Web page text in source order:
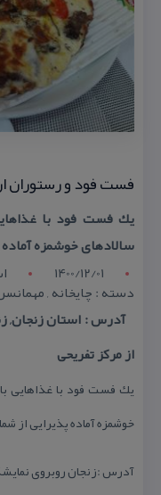
فست فود و رستوران
یك فست فود با
سالادهای خوشمزه
1400/12/01
دسته : چایخانه ,
آدرس : استان زنجان,
از مركز تفریحی
یك فست فود با غذاهایی
خوشمزه آماده پذیرایی از
آدرس :زنجان روبروی